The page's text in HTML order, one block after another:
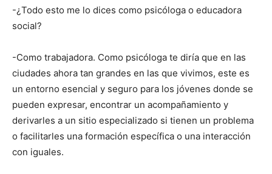
-¿Todo esto me lo dices como psicóloga o educadora
social?
-Como trabajadora. Como psicóloga te diría que en las
ciudades ahora tan grandes en las que vivimos, este es
un entorno esencial y seguro para los jóvenes donde se
pueden expresar, encontrar un acompañamiento y
derivarles a un sitio especializado si tienen un problema
o facilitarles una formación específica o una interacción
con iguales.